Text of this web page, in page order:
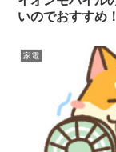
いのでおすすめ！
家電